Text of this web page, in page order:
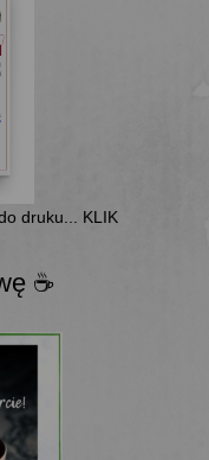
druku... KLIK
☕